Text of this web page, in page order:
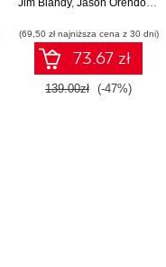
bezpieczeństwo.
Jim Blandy, Jason Orendorff ,
(69,50 zł najniższa cena z 30 dni)
73.67 zł
139.00zł (-47%)